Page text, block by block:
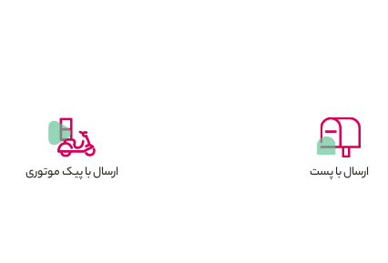
ارسال با پست ارسال با پیک موتوری